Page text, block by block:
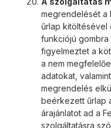
megrendelését a
űrlap kitöltésével
funkciójú gombra
figyelmeztet a
a nem
adatokat,
megrendelés
beérkezett űrlap
árajánlatot ad a
szolgáltatásra